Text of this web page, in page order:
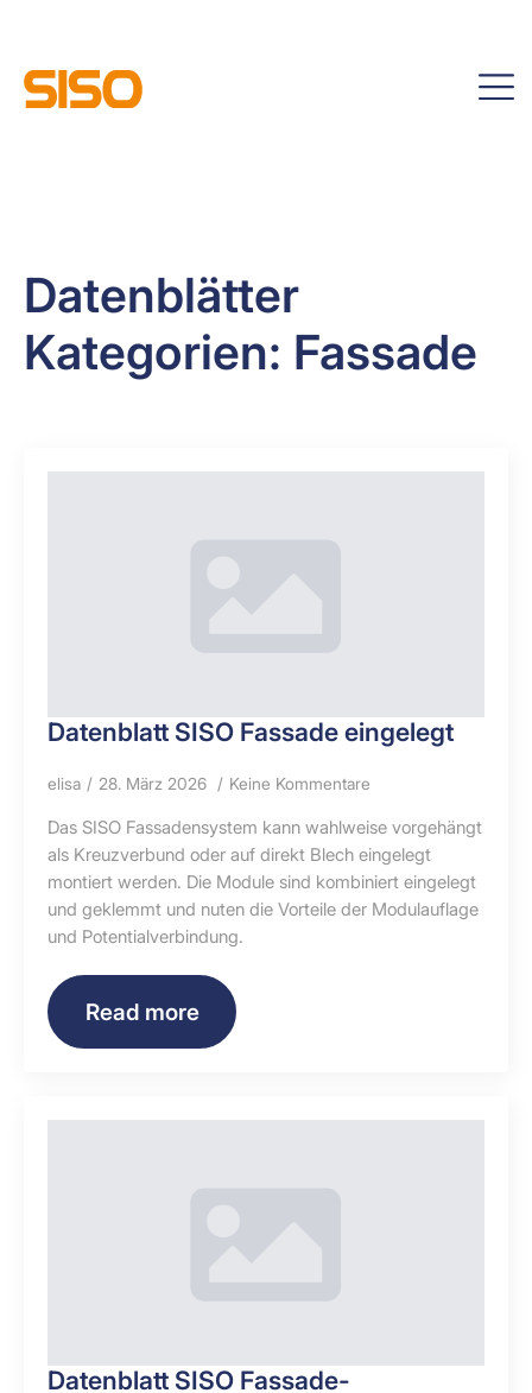
Datenblätter
Kategorien: Fassade
Datenblatt SISO Fassade eingelegt
elisa 28. März 2026 Keine Kommentare
Das SISO Fassadensystem kann wahlweise vorgehängt
als Kreuzverbund oder auf direkt Blech eingelegt
montiert werden. Die Module sind kombiniert eingelegt
und geklemmt und nuten die Vorteile der Modulauflage
und Potentialverbindung.
Read more
Datenblatt SISO Fassade-